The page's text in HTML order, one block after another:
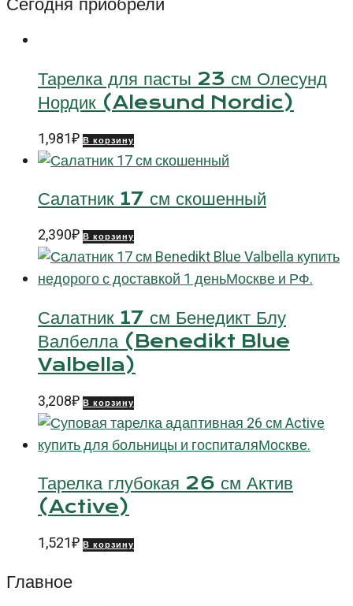
(Verona)
Тарелка для пасты 23 см Олесунд
Нордик (Alesund Nordic)
1,981₽ В корзину
Салатник 17 см скошенный
2,390₽ В корзину
Салатник 17 см Бенедикт Блу
Валбелла (Benedikt Blue
Valbella)
3,208₽ В корзину
Тарелка глубокая 26 см Актив
(Active)
1,521₽ В корзину
Главное